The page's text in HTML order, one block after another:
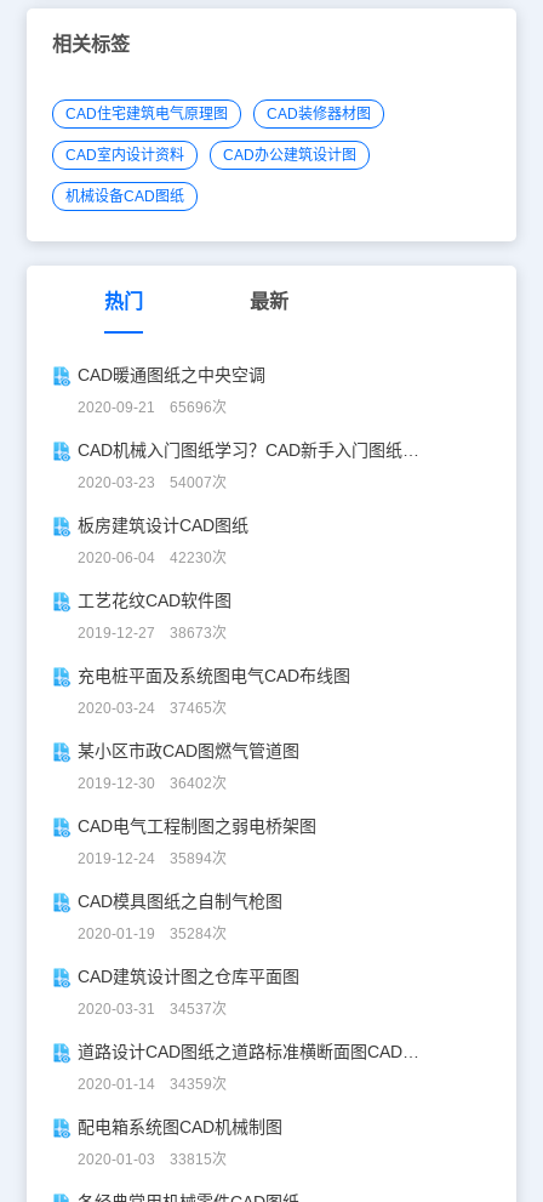
相关标签
CAD住宅建筑电气原理图 CAD装修器材图
CAD室内设计资料 CAD办公建筑设计图
机械设备CAD图纸
热门 最新
CAD暖通图纸之中央空调
2020-09-21 65696次
CAD机械入门图纸学习？CAD新手入门图纸练习
2020-03-23 54007次
板房建筑设计CAD图纸
2020-06-04 42230次
工艺花纹CAD软件图
2019-12-27 38673次
充电桩平面及系统图电气CAD布线图
2020-03-24 37465次
某小区市政CAD图燃气管道图
2019-12-30 36402次
CAD电气工程制图之弱电桥架图
2019-12-24 35894次
CAD模具图纸之自制气枪图
2020-01-19 35284次
CAD建筑设计图之仓库平面图
2020-03-31 34537次
道路设计CAD图纸之道路标准横断面图CAD图纸
2020-01-14 34359次
配电箱系统图CAD机械制图
2020-01-03 33815次